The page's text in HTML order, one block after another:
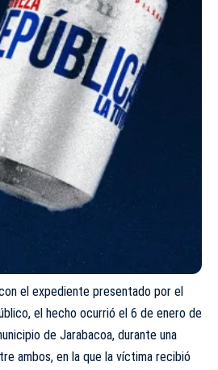
el expediente presentado por el
el hecho ocurrió el 6 de enero de
de Jarabacoa, durante una
ambos, en la que la víctima recibió